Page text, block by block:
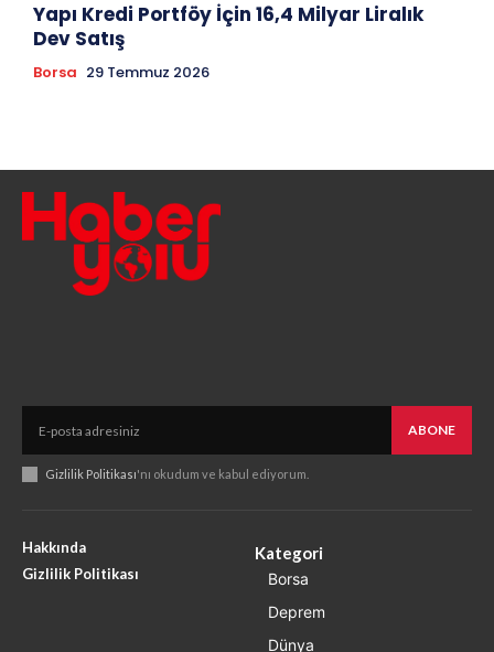
Yapı Kredi Portföy İçin 16,4 Milyar Liralık
Dev Satış
Borsa 29 Temmuz 2026
ABONE
Gizlilik Politikası'nı okudum ve kabul ediyorum.
Hakkında
Gizlilik Politikası
Kategori
Borsa
Deprem
Dünya